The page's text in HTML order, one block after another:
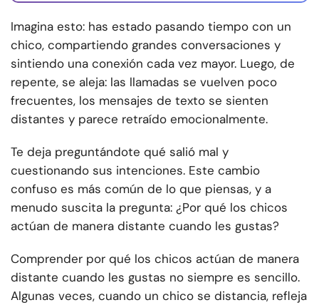
Imagina esto: has estado pasando tiempo con un
chico, compartiendo grandes conversaciones y
sintiendo una conexión cada vez mayor. Luego, de
repente, se aleja: las llamadas se vuelven poco
frecuentes, los mensajes de texto se sienten
distantes y parece retraído emocionalmente.
Te deja preguntándote qué salió mal y
cuestionando sus intenciones. Este cambio
confuso es más común de lo que piensas, y a
menudo suscita la pregunta: ¿Por qué los chicos
actúan de manera distante cuando les gustas?
Comprender por qué los chicos actúan de manera
distante cuando les gustas no siempre es sencillo.
Algunas veces, cuando un chico se distancia, refleja